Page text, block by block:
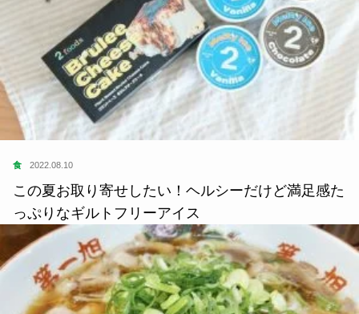
食 2022.08.10
この夏お取り寄せしたい！ヘルシーだけど満足感た
っぷりなギルトフリーアイス